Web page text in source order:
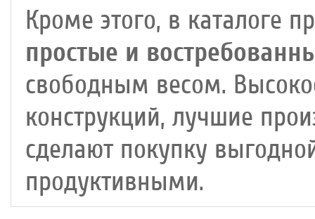
Кроме этого, в каталоге
простые и
свободным весом.
конструкций, лучшие
сделают покупку
продуктивными.